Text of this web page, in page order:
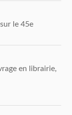
le 45e
en librairie,